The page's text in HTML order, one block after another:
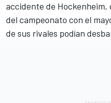
accidente de
del campeonato con el
de sus rivales podían